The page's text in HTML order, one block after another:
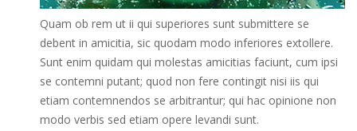
Quam ob rem ut ii qui superiores sunt submittere se
debent in amicitia, sic quodam modo inferiores extollere.
Sunt enim quidam qui molestas amicitias faciunt, cum ipsi
se contemni putant; quod non fere contingit nisi iis qui
etiam contemnendos se arbitrantur; qui hac opinione non
modo verbis sed etiam opere levandi sunt.